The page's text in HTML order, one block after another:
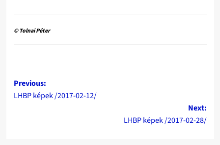
© Tolnai Péter
Post
navigation
Previous:
LHBP képek /2017-02-12/
Next:
LHBP képek /2017-02-28/